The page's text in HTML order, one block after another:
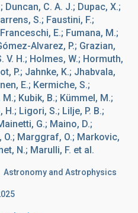
Duncan, C. A. J.; Dupac, X.;
S.; Faustini, F.;
E.; Fumana, M.;
Alvarez, P.; Grazian,
V. H.; Holmes, W.; Hormuth,
P.; Jahnke, K.; Jhabvala,
E.; Kermiche, S.;
Kubik, B.; Kümmel, M.;
Ligori, S.; Lilje, P. B.;
G.; Maino, D.;
Marggraf, O.; Markovic,
N.; Marulli, F. et al.
Astronomy and Astrophysics